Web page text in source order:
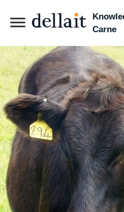
Carne